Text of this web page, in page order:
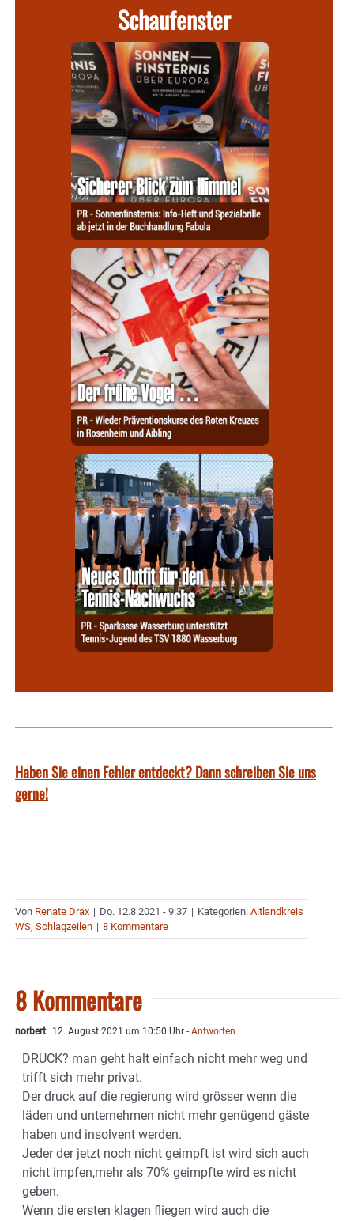
Schaufenster
Haben Sie einen Fehler entdeckt? Dann schreiben Sie uns
gerne!
Von Renate Drax | Do. 12.8.2021 - 9:37 | Kategorien: Altlandkreis
WS, Schlagzeilen | 8 Kommentare
8 Kommentare
norbert 12. August 2021 um 10:50 Uhr - Antworten
DRUCK? man geht halt einfach nicht mehr weg und
trifft sich mehr privat.
Der druck auf die regierung wird grösser wenn die
läden und unternehmen nicht mehr genügend gäste
haben und insolvent werden.
Jeder der jetzt noch nicht geimpft ist wird sich auch
nicht impfen,mehr als 70% geimpfte wird es nicht
geben.
Wenn die ersten klagen fliegen wird auch die